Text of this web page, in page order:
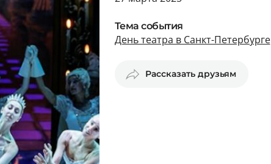
Тема события
День театра в Санкт-Петербурге
Рассказать друзьям